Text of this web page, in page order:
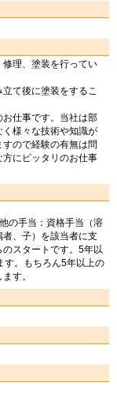
理、塗装を行ってい
て後に塗装をするこ
仕事です。当社は部
様々な技術や知識が
ので経験の有無は問
にピッタリのお仕事
の手当：資格手当（溶
、子）を該当者に支
スタートです。5年以
す。もちろん5年以上の
す。